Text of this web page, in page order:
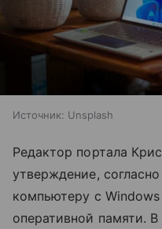
Источник: Unsplash
Редактор портала
утверждение,
компьютеру с Windows
оперативной памяти.